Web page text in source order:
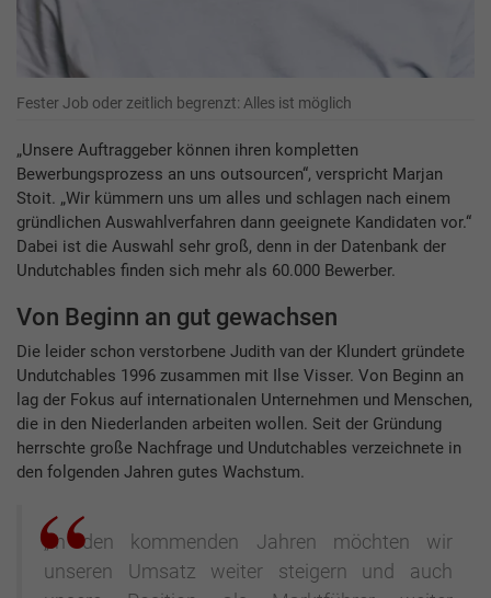
Fester Job oder zeitlich begrenzt: Alles ist möglich
„Unsere Auftraggeber können ihren kompletten
Bewerbungsprozess an uns outsourcen“, verspricht Marjan
Stoit. „Wir kümmern uns um alles und schlagen nach einem
gründlichen Auswahlverfahren dann geeignete Kandidaten vor.“
Dabei ist die Auswahl sehr groß, denn in der Datenbank der
Undutchables finden sich mehr als 60.000 Bewerber.
Von Beginn an gut gewachsen
Die leider schon verstorbene Judith van der Klundert gründete
Undutchables 1996 zusammen mit Ilse Visser. Von Beginn an
lag der Fokus auf internationalen Unternehmen und Menschen,
die in den Niederlanden arbeiten wollen. Seit der Gründung
herrschte große Nachfrage und Undutchables verzeichnete in
den folgenden Jahren gutes Wachstum.
„In den kommenden Jahren möchten wir
unseren Umsatz weiter steigern und auch